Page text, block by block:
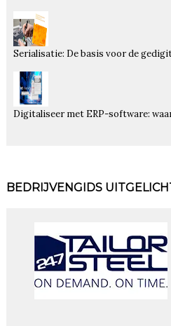
Serialisatie: De basis voor de
Digitaliseer met ERP-software:
BEDRIJVENGIDS